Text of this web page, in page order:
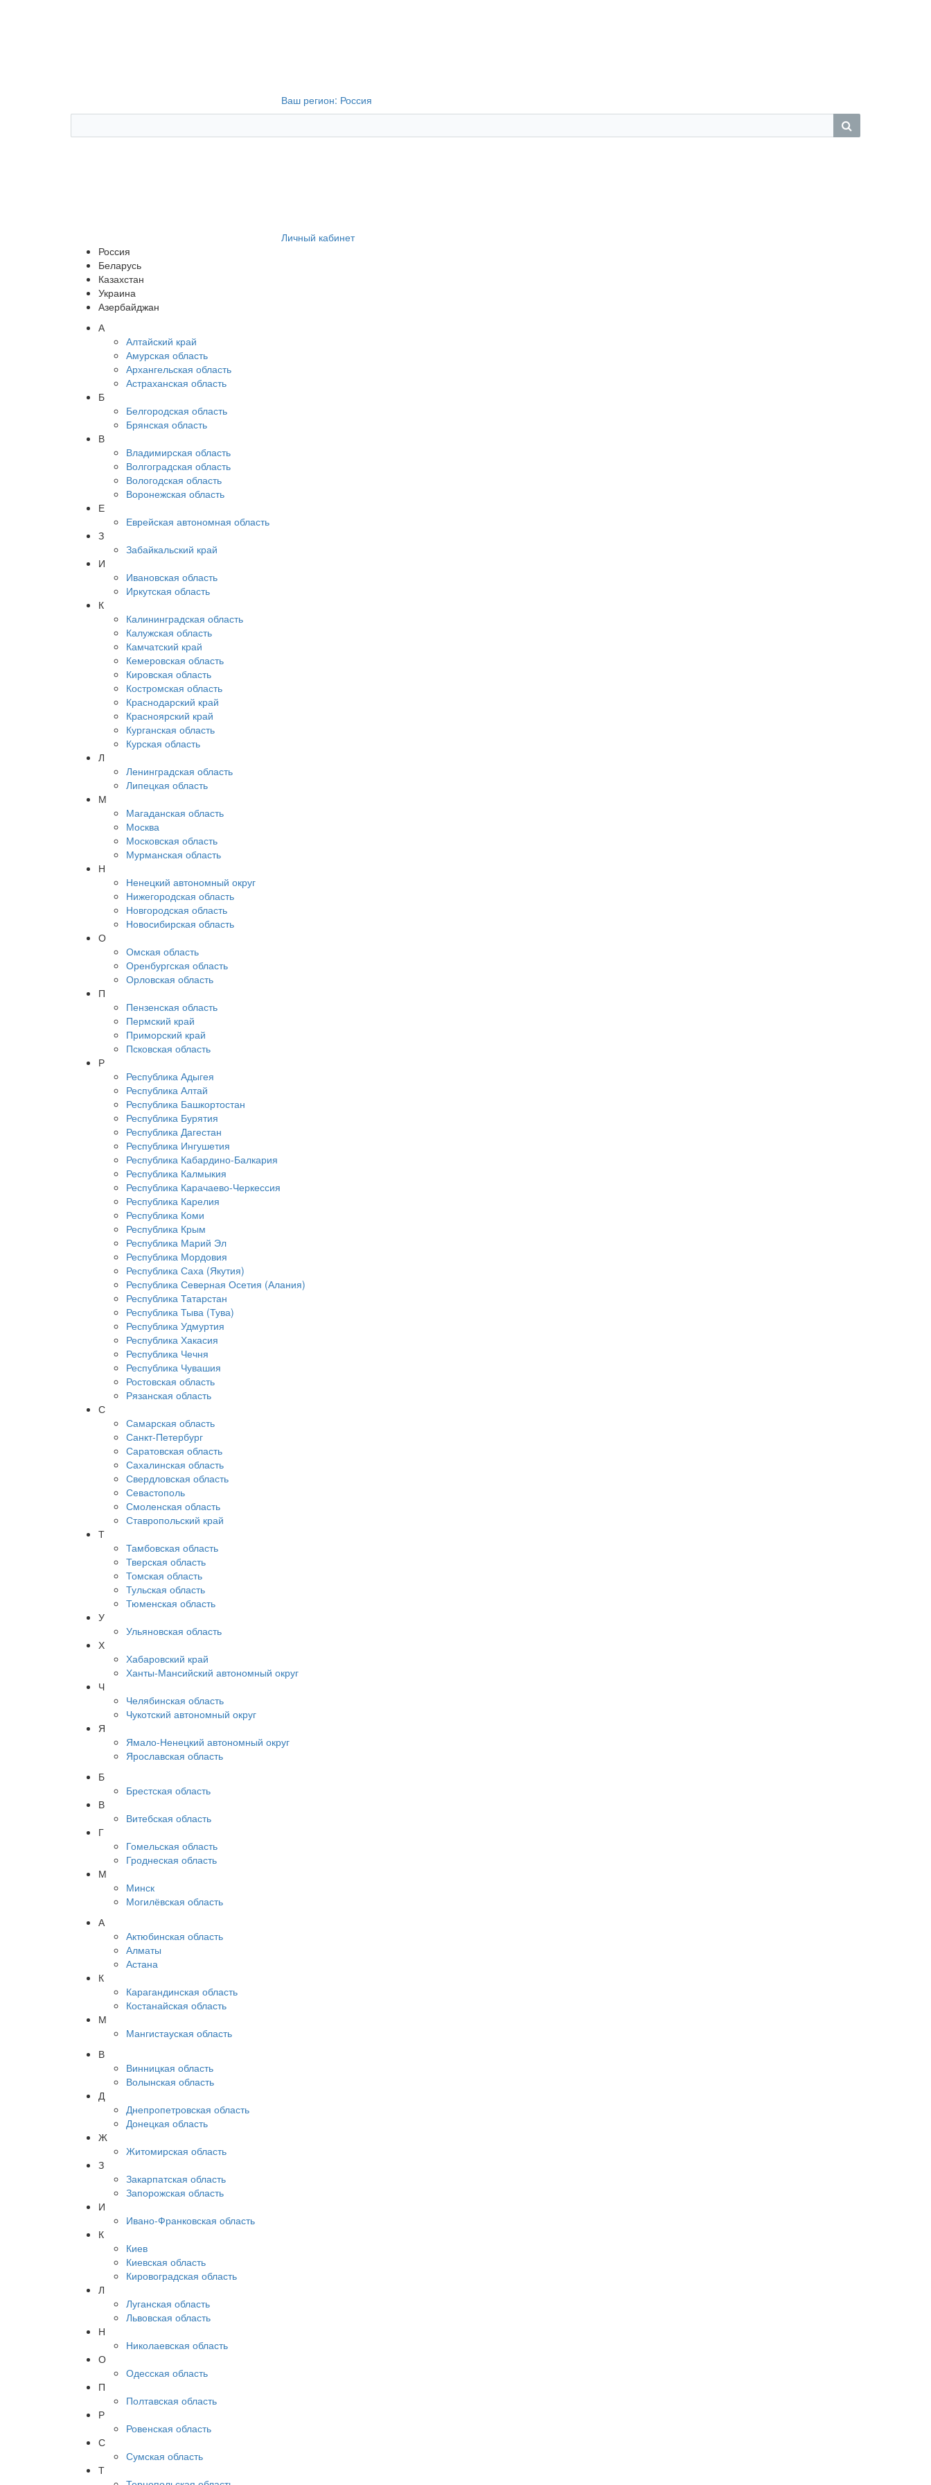
Ваш регион: Россия
Личный кабинет
Россия
Беларусь
Казахстан
Украина
Азербайджан
А
Алтайский край
Амурская область
Архангельская область
Астраханская область
Б
Белгородская область
Брянская область
В
Владимирская область
Волгоградская область
Вологодская область
Воронежская область
Е
Еврейская автономная область
З
Забайкальский край
И
Ивановская область
Иркутская область
К
Калининградская область
Калужская область
Камчатский край
Кемеровская область
Кировская область
Костромская область
Краснодарский край
Красноярский край
Курганская область
Курская область
Л
Ленинградская область
Липецкая область
М
Магаданская область
Москва
Московская область
Мурманская область
Н
Ненецкий автономный округ
Нижегородская область
Новгородская область
Новосибирская область
О
Омская область
Оренбургская область
Орловская область
П
Пензенская область
Пермский край
Приморский край
Псковская область
Р
Республика Адыгея
Республика Алтай
Республика Башкортостан
Республика Бурятия
Республика Дагестан
Республика Ингушетия
Республика Кабардино-Балкария
Республика Калмыкия
Республика Карачаево-Черкессия
Республика Карелия
Республика Коми
Республика Крым
Республика Марий Эл
Республика Мордовия
Республика Саха (Якутия)
Республика Северная Осетия (Алания)
Республика Татарстан
Республика Тыва (Тува)
Республика Удмуртия
Республика Хакасия
Республика Чечня
Республика Чувашия
Ростовская область
Рязанская область
С
Самарская область
Санкт-Петербург
Саратовская область
Сахалинская область
Свердловская область
Севастополь
Смоленская область
Ставропольский край
Т
Тамбовская область
Тверская область
Томская область
Тульская область
Тюменская область
У
Ульяновская область
Х
Хабаровский край
Ханты-Мансийский автономный округ
Ч
Челябинская область
Чукотский автономный округ
Я
Ямало-Ненецкий автономный округ
Ярославская область
Б
Брестская область
В
Витебская область
Г
Гомельская область
Гроднеская область
М
Минск
Могилёвская область
А
Актюбинская область
Алматы
Астана
К
Карагандинская область
Костанайская область
М
Мангистауская область
В
Винницкая область
Волынская область
Д
Днепропетровская область
Донецкая область
Ж
Житомирская область
З
Закарпатская область
Запорожская область
И
Ивано-Франковская область
К
Киев
Киевская область
Кировоградская область
Л
Луганская область
Львовская область
Н
Николаевская область
О
Одесская область
П
Полтавская область
Р
Ровенская область
С
Сумская область
Т